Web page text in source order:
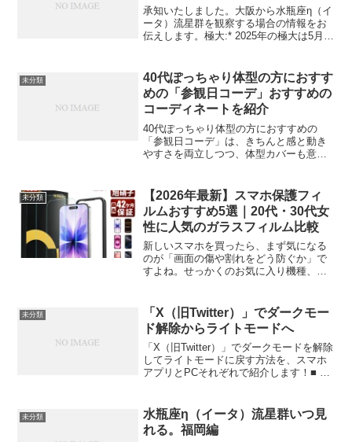
承知いたしました。大阪から水瓶座η（イ
ータ）流星群を観察する場合の情報をお
伝えします。極大:* 2025年の極大は5月6
け方が特に見頃となるでしょう。見える
方...
未分類
40代ぽっちゃり体型の方におすす
めの「参観日コーデ」おすすめの
コーディネートを紹介
40代ぽっちゃり体型の方におすすめの
「参観日コーデ」は、きちんと感と動き
やすさを両立しつつ、体型カバーも意識
ポイント縦のラインを意識：ロングカー
ディガンやIラインワンピ...
未分類
【2026年最新】スマホ保護フィ
ルムおすすめ5選｜20代・30代女
性に人気のガラスフィルム比較
新しいスマホを買ったら、まず気になる
のが「画面の傷や割れをどう防ぐか」で
すよね。せっかくのお気に入り機種、で
護フィルムランキング（2026年7月更新）
で実際にレビュー数...
未分類
「X（旧Twitter）」でダークモー
ド解除からライトモードへ
「X（旧Twitter）」でダークモードを解除
してライトモードに戻す方法を、スマホ
アプリとPCそれぞれで紹介します！■ ス
プ（メニューを開く） 下...
未分類
水瓶座η（イータ）流星群いつ見
れる。福岡編